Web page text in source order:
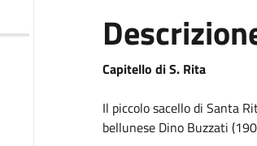
Capitello di S. Rita
Il piccolo sacello di Santa
bellunese Dino Buzzati